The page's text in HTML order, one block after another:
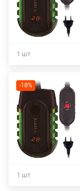
1 шт
-18%
1 шт